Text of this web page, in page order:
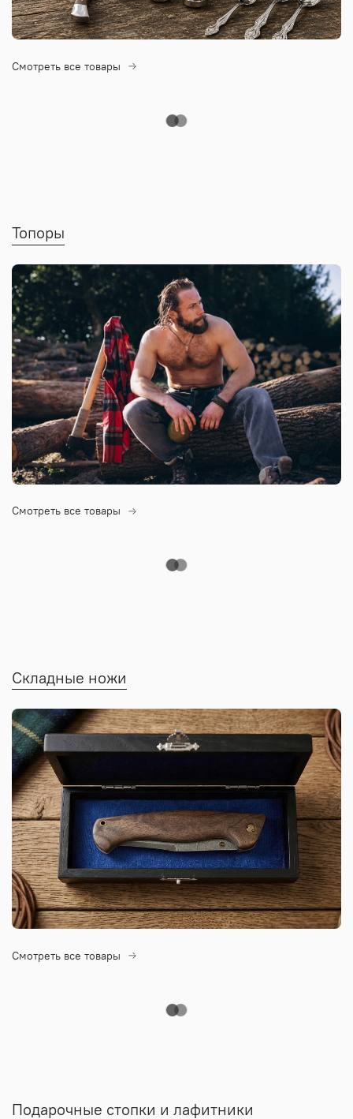
Смотреть все товары
Топоры
Смотреть все товары
Складные ножи
Смотреть все товары
Подарочные стопки и лафитники